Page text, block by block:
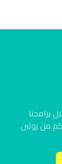
برامجنا
من روتين